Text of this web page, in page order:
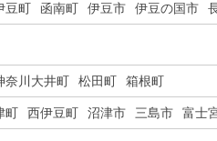
豆町 函南町 伊豆市 伊豆の国市
奈川大井町 松田町 箱根町
町 西伊豆町 沼津市 三島市 富士